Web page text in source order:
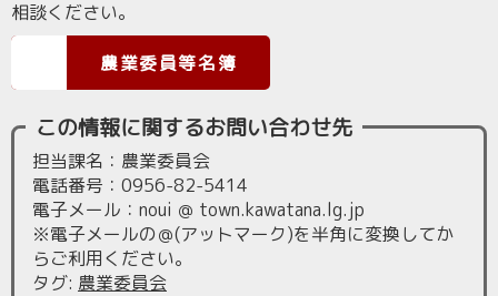
相談ください。
農業委員等名簿
この情報に関するお問い合わせ先
担当課名：農業委員会
電話番号：0956-82-5414
電子メール：noui ＠ town.kawatana.lg.jp
※電子メールの＠(アットマーク)を半角に変換してか
らご利用ください。
タグ: 農業委員会